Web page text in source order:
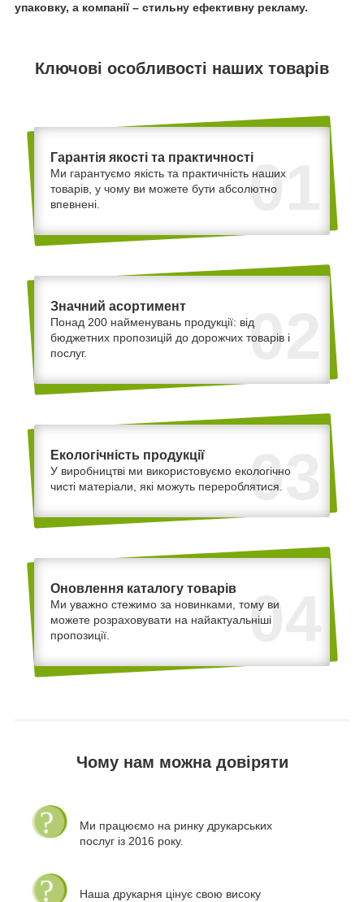
упаковку, а компанії – стильну ефективну рекламу.
Ключові особливості наших товарів
01
Гарантія якості та практичності
Ми гарантуємо якість та практичність наших
товарів, у чому ви можете бути абсолютно
впевнені.
02
Значний асортимент
Понад 200 найменувань продукції: від
бюджетних пропозицій до дорожчих товарів і
послуг.
03
Екологічність продукції
У виробництві ми використовуємо екологічно
чисті матеріали, які можуть перероблятися.
04
Оновлення каталогу товарів
Ми уважно стежимо за новинками, тому ви
можете розраховувати на найактуальніші
пропозиції.
Чому нам можна довіряти
Ми працюємо на ринку друкарських
послуг із 2016 року.
Наша друкарня цінує свою високу